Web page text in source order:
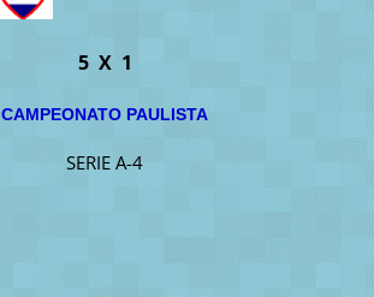
5 X 1
CAMPEONATO PAULISTA
SERIE A-4